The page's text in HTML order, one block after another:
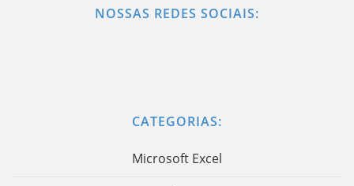
NOSSAS REDES SOCIAIS:
CATEGORIAS:
Microsoft Excel